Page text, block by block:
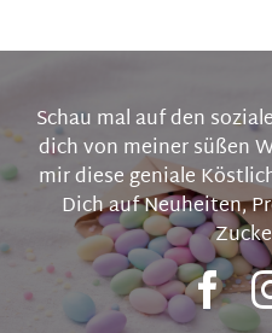
Schau mal auf den
dich von meiner süßen
mir diese geniale
Dich auf Neuheiten,